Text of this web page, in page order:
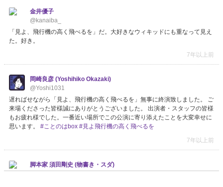
金井優子
@kanaiba_
「見よ、飛行機の高く飛べるを」だ。大好きなウィキッドにも重なって見え
た。好き。
7年以上前
岡崎良彦 (Yoshihiko Okazaki)
@Yoshi1031
遅ればせながら「見よ、飛行機の高く飛べるを」無事に終演致しました。 ご
来場くださった皆様誠にありがとうございました。 出演者・スタッフの皆様
もお疲れ様でした。一番近い場所でこの公演に寄り添えたことを大変幸せに
思います。 #ことのはbox #見よ飛行機の高く飛べるを
7年以上前
脚本家 須田剛史 (物書き・スダ)
@monokakisuda